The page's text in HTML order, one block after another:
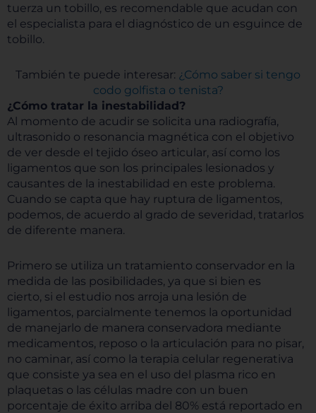
tuerza un tobillo, es recomendable que acudan con
el especialista para el diagnóstico de un esguince de
tobillo.
También te puede interesar: ¿Cómo saber si tengo
codo golfista o tenista?
¿Cómo tratar la inestabilidad?
Al momento de acudir se solicita una radiografía,
ultrasonido o resonancia magnética con el objetivo
de ver desde el tejido óseo articular, así como los
ligamentos que son los principales lesionados y
causantes de la inestabilidad en este problema.
Cuando se capta que hay ruptura de ligamentos,
podemos, de acuerdo al grado de severidad, tratarlos
de diferente manera.
Primero se utiliza un tratamiento conservador en la
medida de las posibilidades, ya que si bien es
cierto, si el estudio nos arroja una lesión de
ligamentos, parcialmente tenemos la oportunidad
de manejarlo de manera conservadora mediante
medicamentos, reposo o la articulación para no pisar,
no caminar, así como la terapia celular regenerativa
que consiste ya sea en el uso del plasma rico en
plaquetas o las células madre con un buen
porcentaje de éxito arriba del 80% está reportado en